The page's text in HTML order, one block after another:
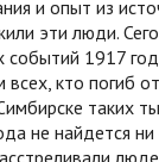
и опыт из
эти люди.
событий 1917
всех, кто погиб
таких
не найдется ни